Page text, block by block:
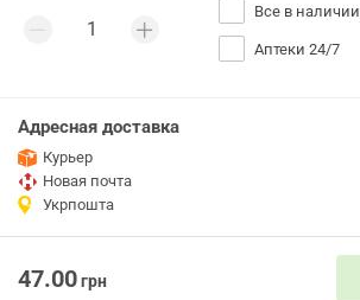
Все в наличии
Аптеки 24/7
Адресная доставка
Курьер
Новая почта
Укрпошта
47.00грн